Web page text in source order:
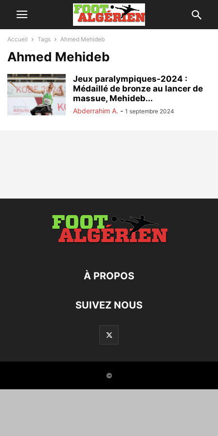
Accueil Tags Ahmed Mehideb
Ahmed Mehideb
Jeux paralympiques-2024 :
Médaillé de bronze au lancer de
massue, Mehideb...
Abderrahim A. - 1 septembre 2024
À PROPOS
SUIVEZ NOUS
©